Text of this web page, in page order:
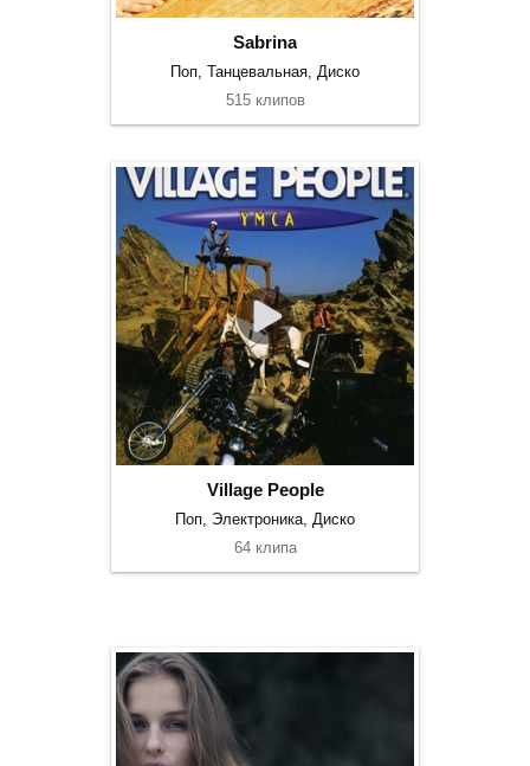
Sabrina
Поп, Танцевальная, Диско
515 клипов
Village People
Поп, Электроника, Диско
64 клипа